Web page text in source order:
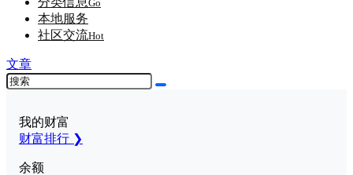
Go
本地服务
社区交流Hot
文章
我的财富
财富排行 ❯
余额